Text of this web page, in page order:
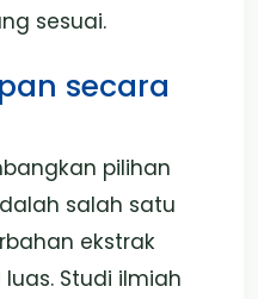
sesuai.
secara
pilihan
salah satu
ekstrak
Studi ilmiah